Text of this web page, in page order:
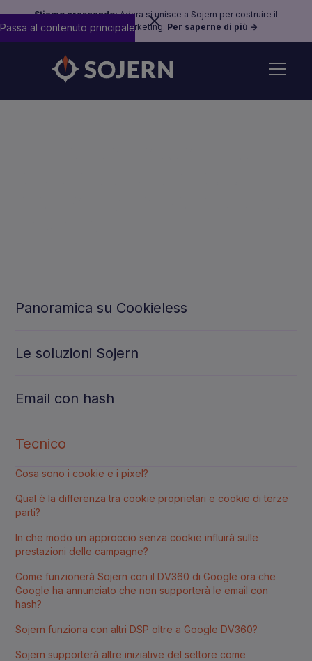
Stiamo crescendo:Adara si unisce a Sojern per costruire il
futuro del travel marketing. Per saperne di più →
Passa al contenuto principale
Panoramica su Cookieless
Le soluzioni Sojern
Email con hash
Tecnico
Cosa sono i cookie e i pixel?
Qual è la differenza tra cookie proprietari e cookie di terze
parti?
In che modo un approccio senza cookie influirà sulle
prestazioni delle campagne?
Come funzionerà Sojern con il DV360 di Google ora che
Google ha annunciato che non supporterà le email con
hash?
Sojern funziona con altri DSP oltre a Google DV360?
Sojern supporterà altre iniziative del settore come